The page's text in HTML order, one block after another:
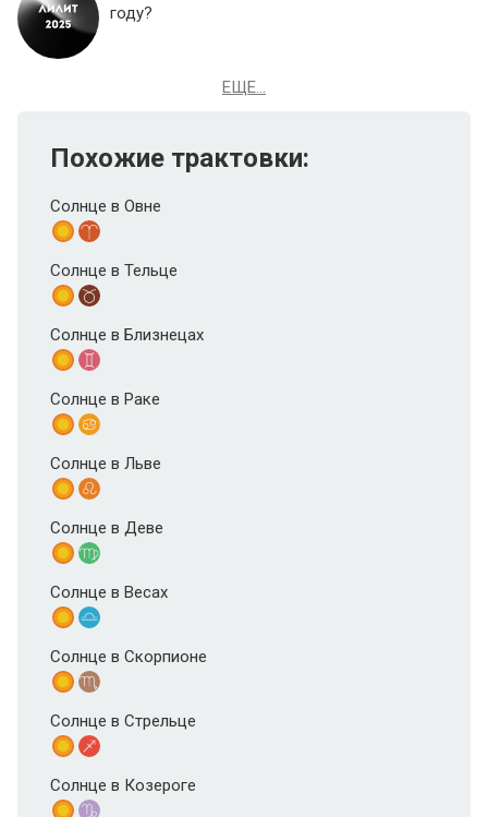
году?
ЕЩЕ...
Похожие трактовки:
Солнце в Овне
Солнце в Тельце
Солнце в Близнецах
Солнце в Раке
Солнце в Льве
Солнце в Деве
Солнце в Весах
Солнце в Скорпионе
Солнце в Стрельце
Солнце в Козероге